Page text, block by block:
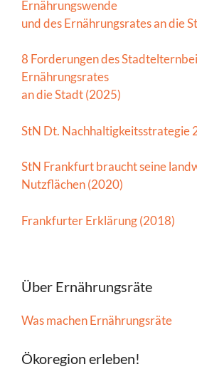
Ernährungswende
und des Ernährungsrates an die
8 Forderungen des
Ernährungsrates
an die Stadt (2025)
StN Dt. Nachhaltigkeitsstrategie
StN Frankfurt braucht seine
Nutzflächen (2020)
Frankfurter Erklärung (2018)
Über Ernährungsräte
Was machen Ernährungsräte
Ökoregion erleben!